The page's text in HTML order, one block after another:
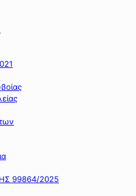
99864/2025